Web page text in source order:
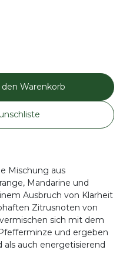
den Warenkorb
Mischung aus
Mandarine und
Ausbruch von Klarheit
Zitrusnoten von
sich mit dem
und ergeben
auch energetisierend